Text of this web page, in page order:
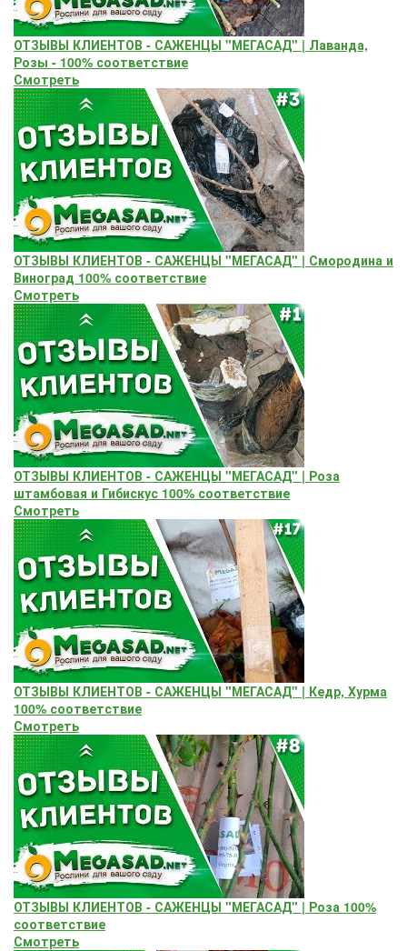
ОТЗЫВЫ КЛИЕНТОВ - САЖЕНЦЫ "МЕГАСАД" | Лаванда,
Розы - 100% соответствие
Смотреть
ОТЗЫВЫ КЛИЕНТОВ - САЖЕНЦЫ "МЕГАСАД" | Смородина и
Виноград 100% соответствие
Смотреть
ОТЗЫВЫ КЛИЕНТОВ - САЖЕНЦЫ "МЕГАСАД" | Роза
штамбовая и Гибискус 100% соответствие
Смотреть
ОТЗЫВЫ КЛИЕНТОВ - САЖЕНЦЫ "МЕГАСАД" | Кедр, Хурма
100% соответствие
Смотреть
ОТЗЫВЫ КЛИЕНТОВ - САЖЕНЦЫ "МЕГАСАД" | Роза 100%
соответствие
Смотреть